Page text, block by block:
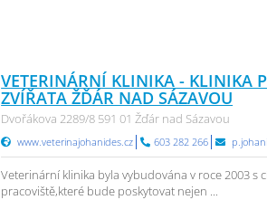
VETERINÁRNÍ KLINIKA - KLINIKA
ZVÍŘATA ŽĎÁR NAD SÁZAVOU
Dvořákova 2289/8 591 01 Žďár nad Sázavou
www.veterinajohanides.cz 603 282 266
Veterinární klinika byla vybudována v roce 2003 s
pracoviště,které bude poskytovat nejen ...